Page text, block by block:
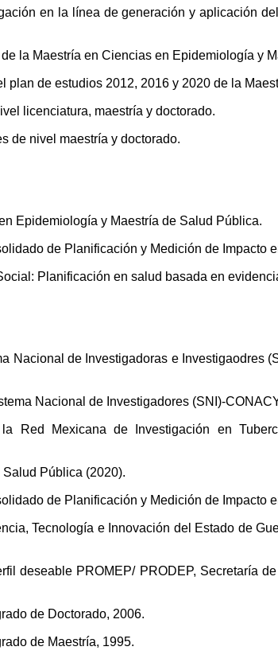
en la línea de generación y aplicación
la Maestría en Ciencias en Epidemiología y
plan de estudios 2012, 2016 y 2020 de la
licenciatura, maestría y doctorado.
de nivel maestría y doctorado.
Epidemiología y Maestría de Salud Pública.
de Planificación y Medición de Impacto
Planificación en salud basada en
Nacional de Investigadoras e Investigaodres
Nacional de Investigadores (SNI)-
Red Mexicana de Investigación en
Pública (2020).
de Planificación y Medición de Impacto
Tecnología e Innovación del Estado de
deseable PROMEP/ PRODEP, Secretaría
de Doctorado, 2006.
de Maestría, 1995.